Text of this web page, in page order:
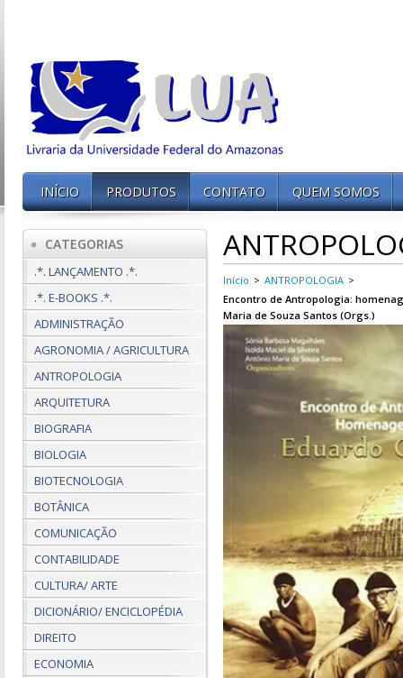
INÍCIO PRODUTOS CONTATO QUEM SOMOS
CATEGORIAS
.*. LANÇAMENTO .*.
.*. E-BOOKS .*.
ADMINISTRAÇÃO
AGRONOMIA / AGRICULTURA
ANTROPOLOGIA
ARQUITETURA
BIOGRAFIA
BIOLOGIA
BIOTECNOLOGIA
BOTÂNICA
COMUNICAÇÃO
CONTABILIDADE
CULTURA/ ARTE
DICIONÁRIO/ ENCICLOPÉDIA
DIREITO
ECONOMIA
Início > ANTROPOLOGIA >
Encontro de Antropologia:
Maria de Souza Santos (Orgs.)